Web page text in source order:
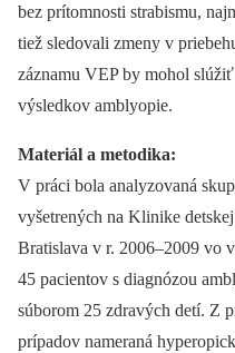
bez prítomnosti strabismu,
tiež sledovali zmeny v
záznamu VEP by mohol
výsledkov amblyopie.
Materiál a metodika:
V práci bola analyzovaná
vyšetrených na Klinike
Bratislava v r. 2006–2009 vo
45 pacientov s diagnózou
súborom 25 zdravých detí. Z
prípadov nameraná